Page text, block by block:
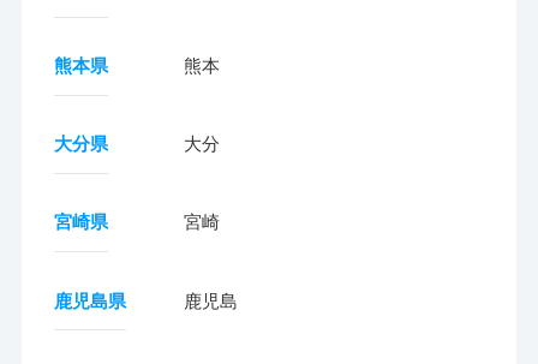
熊本県 熊本
大分県 大分
宮崎県 宮崎
鹿児島県 鹿児島